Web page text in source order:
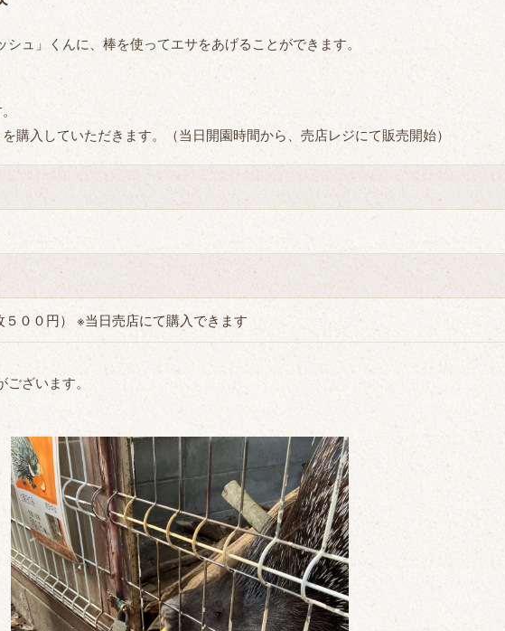
ュ」くんに、棒を使ってエサをあげることができます。
購入していただきます。（当日開園時間から、売店レジにて販売開始）
００円） ※当日売店にて購入できます
ざいます。